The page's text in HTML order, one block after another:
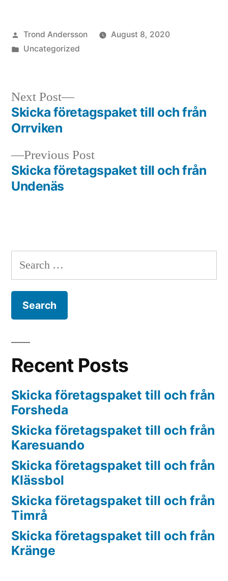
Posted
by
Trond Andersson
August 8, 2020
Posted
Uncategorized
Post
navigation
Previous PostPrevious
post:
Skicka företagspaket till och från
Undenäs
Next Post
Next
post:
Skicka företagspaket till och från
Orrviken
Search
for:
Recent Posts
Skicka företagspaket till och från
Forsheda
Skicka företagspaket till och från
Karesuando
Skicka företagspaket till och från
Klässbol
Skicka företagspaket till och från
Timrå
Skicka företagspaket till och från
Kränge